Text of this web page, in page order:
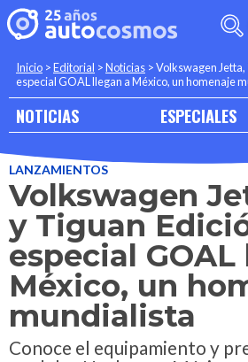
Inicio >Editorial >Noticias >Volkswagen Jetta,
especial GOAL llegan a México, un homenaje
NOTICIAS ESPECIALES
LANZAMIENTOS
Volkswagen
y Tiguan
especial
México, un
mundialista
Conoce el equipamiento y